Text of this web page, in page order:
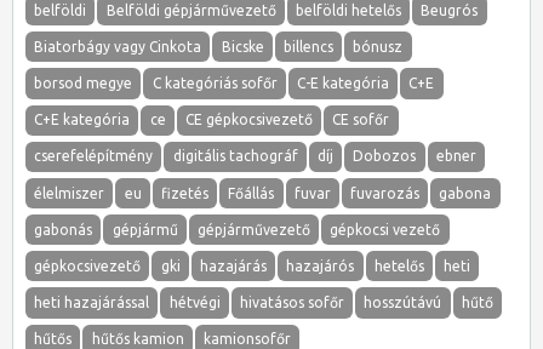
belföldi Belföldi gépjárművezető belföldi hetelős Beugrós
Biatorbágy vagy Cinkota Bicske billencs bónusz
borsod megye C kategóriás sofőr C-E kategória C+E
C+E kategória ce CE gépkocsivezető CE sofőr
cserefelépítmény digitális tachográf díj Dobozos ebner
élelmiszer eu fizetés Főállás fuvar fuvarozás gabona
gabonás gépjármű gépjárművezető gépkocsi vezető
gépkocsivezető gki hazajárás hazajárós hetelős heti
heti hazajárással hétvégi hivatásos sofőr hosszútávú hűtő
hűtős hűtős kamion kamionsofőr